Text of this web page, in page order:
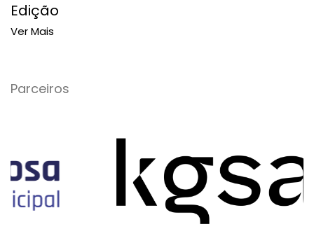
Edição
Ver Mais
Parceiros